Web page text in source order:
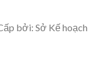
bởi: Sở Kế hoạch